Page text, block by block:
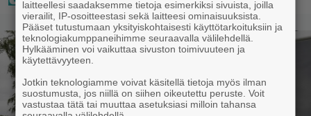
laitteellesi saadaksemme tietoja esimerkiksi sivuista, joilla
vierailit, IP-osoitteestasi sekä laitteesi ominaisuuksista.
Pääset tutustumaan yksityiskohtaisesti käyttötarkoituksiin ja
teknologiakumppaneihimme seuraavalla välilehdellä.
Hylkääminen voi vaikuttaa sivuston toimivuuteen ja
käytettävyyteen.
Jotkin teknologiamme voivat käsitellä tietoja myös ilman
suostumusta, jos niillä on siihen oikeutettu peruste. Voit
vastustaa tätä tai muuttaa asetuksiasi milloin tahansa